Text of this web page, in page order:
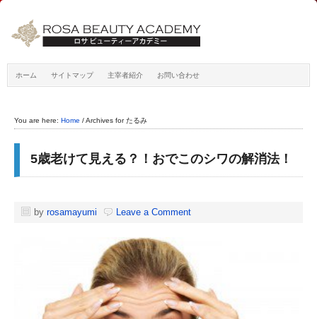
ホーム サイトマップ 主宰者紹介 お問い合わせ
You are here: Home /Archives for たるみ
5歳老けて見える？！おでこのシワの解消法！
by rosamayumi Leave a Comment